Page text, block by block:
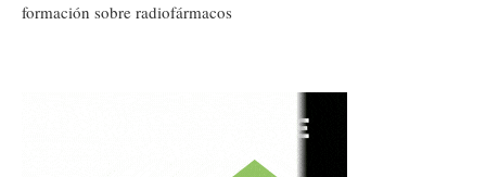
formación sobre radiofármacos